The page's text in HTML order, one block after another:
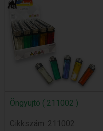
Öngyujtó ( 211002 )
Cikkszám: 211002